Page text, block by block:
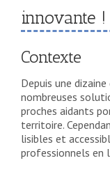
innovante !
Contexte
Depuis une dizaine
nombreuses
proches aidants
territoire.
lisibles et
professionnels en